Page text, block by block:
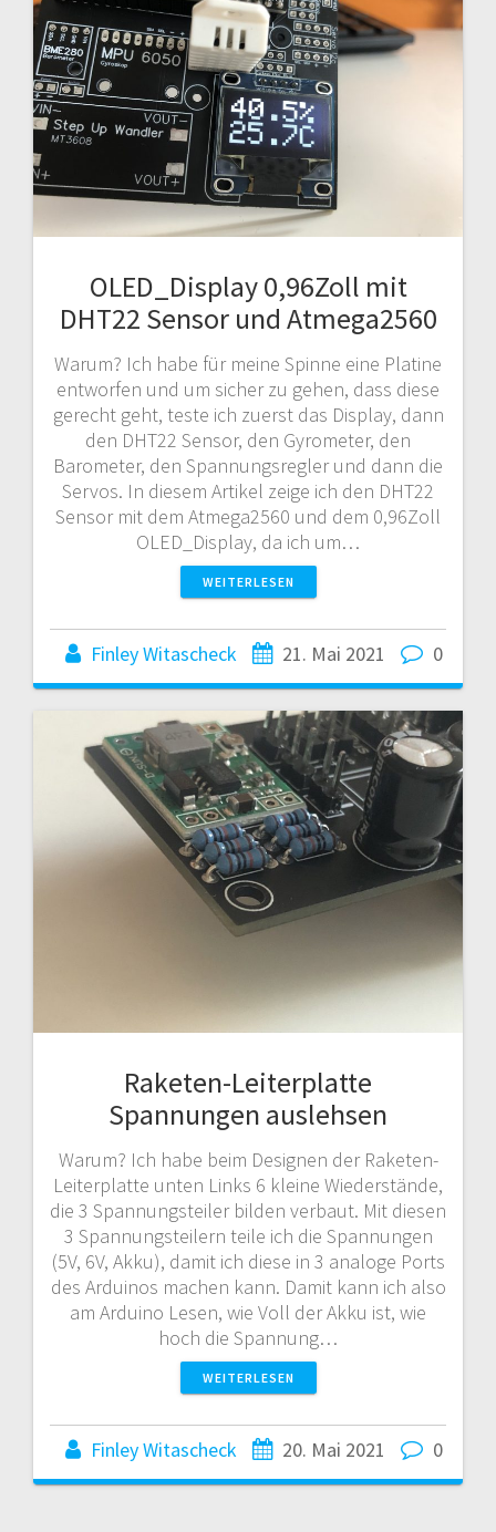
OLED_Display 0,96Zoll mit
DHT22 Sensor und Atmega2560
Warum? Ich habe für meine Spinne eine Platine
entworfen und um sicher zu gehen, dass diese
gerecht geht, teste ich zuerst das Display, dann
den DHT22 Sensor, den Gyrometer, den
Barometer, den Spannungsregler und dann die
Servos. In diesem Artikel zeige ich den DHT22
Sensor mit dem Atmega2560 und dem 0,96Zoll
OLED_Display, da ich um…
WEITERLESEN
Finley Witascheck 21. Mai 2021 0
Raketen-Leiterplatte
Spannungen auslehsen
Warum? Ich habe beim Designen der Raketen-
Leiterplatte unten Links 6 kleine Wiederstände,
die 3 Spannungsteiler bilden verbaut. Mit diesen
3 Spannungsteilern teile ich die Spannungen
(5V, 6V, Akku), damit ich diese in 3 analoge Ports
des Arduinos machen kann. Damit kann ich also
am Arduino Lesen, wie Voll der Akku ist, wie
hoch die Spannung…
WEITERLESEN
Finley Witascheck 20. Mai 2021 0